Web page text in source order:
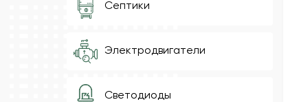
Септики
Электродвигатели
Светодиоды